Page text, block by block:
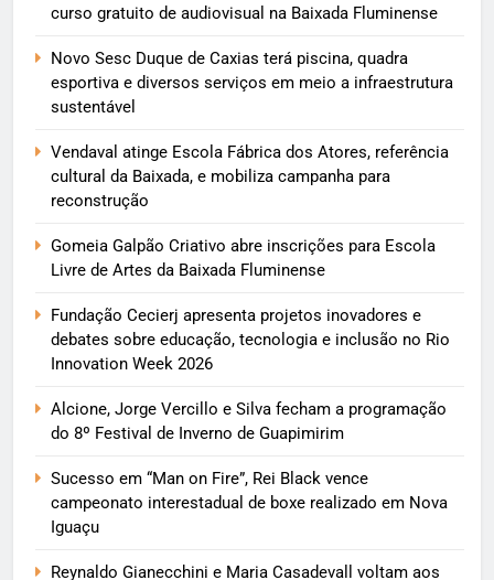
curso gratuito de audiovisual na Baixada Fluminense
Novo Sesc Duque de Caxias terá piscina, quadra
esportiva e diversos serviços em meio a infraestrutura
sustentável
Vendaval atinge Escola Fábrica dos Atores, referência
cultural da Baixada, e mobiliza campanha para
reconstrução
Gomeia Galpão Criativo abre inscrições para Escola
Livre de Artes da Baixada Fluminense
Fundação Cecierj apresenta projetos inovadores e
debates sobre educação, tecnologia e inclusão no Rio
Innovation Week 2026
Alcione, Jorge Vercillo e Silva fecham a programação
do 8º Festival de Inverno de Guapimirim
Sucesso em “Man on Fire”, Rei Black vence
campeonato interestadual de boxe realizado em Nova
Iguaçu
Reynaldo Gianecchini e Maria Casadevall voltam aos